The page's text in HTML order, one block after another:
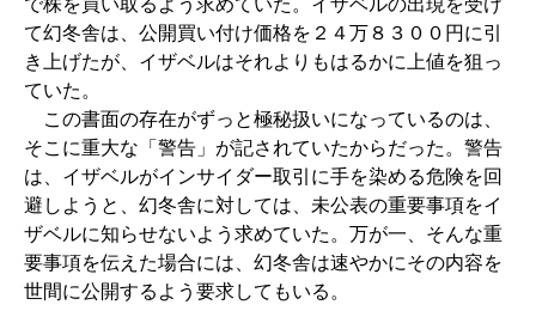
て幻冬舎は、公開買い付け価格を２４万８３００円に引
き上げたが、イザベルはそれよりもはるかに上値を狙っ
ていた。
この書面の存在がずっと極秘扱いになっているのは、
そこに重大な「警告」が記されていたからだった。警告
は、イザベルがインサイダー取引に手を染める危険を回
避しようと、幻冬舎に対しては、未公表の重要事項をイ
ザベルに知らせないよう求めていた。万が一、そんな重
要事項を伝えた場合には、幻冬舎は速やかにその内容を
世間に公開するよう要求してもいる。